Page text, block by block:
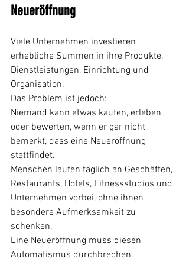
Neueröffnung
Viele Unternehmen investieren
erhebliche Summen in ihre Produkte,
Dienstleistungen, Einrichtung und
Organisation.
Das Problem ist jedoch:
Niemand kann etwas kaufen, erleben
oder bewerten, wenn er gar nicht
bemerkt, dass eine Neueröffnung
stattfindet.
Menschen laufen täglich an Geschäften,
Restaurants, Hotels, Fitnessstudios und
Unternehmen vorbei, ohne ihnen
besondere Aufmerksamkeit zu
schenken.
Eine Neueröffnung muss diesen
Automatismus durchbrechen.